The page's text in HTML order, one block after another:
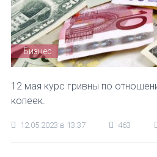
Бизнес
12 мая курс гривны по
копеек.
12.05.2023 в 13:37 463